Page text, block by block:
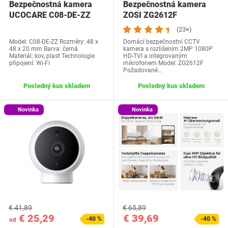
Bezpečnostná kamera
UCOCARE C08-DE-ZZ
Model: C08-DE-ZZ Rozměry: 48 x
48 x 20 mm Barva: černá
Materiál: kov, plast Technologie
připojení: Wi-Fi
Posledný kus skladem
Bezpečnostná kamera
ZOSI ZG2612F
(23×)
Domácí bezpečnostní CCTV
kamera s rozlišením 2MP 1080P
HD-TVI a integrovaným
mikrofonem Model: ZG2612F
Požadované…
Posledný kus skladem
Novinka
od € 25,29
€ 41,89
-40 %
Novinka
€ 39,69
€ 65,89
-40 %